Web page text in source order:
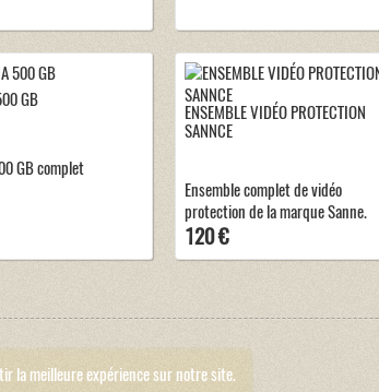
GB
GB complet
ENSEMBLE VIDÉO PROTECTION
SANNCE
Ensemble complet de vidéo
protection de la marque Sanne.
120 €
la meilleure expérience sur notre site.